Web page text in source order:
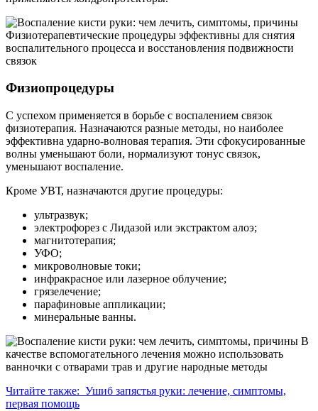
Физиотерапевтические процедуры эффективны для снятия
воспалительного процесса и восстановления подвижности
связок
Физиопроцедуры
С успехом применяется в борьбе с воспалением связок
физиотерапия. Назначаются разные методы, но наиболее
эффективна ударно-волновая терапия. Эти сфокусированные
волны уменьшают боли, нормализуют тонус связок,
уменьшают воспаление.
Кроме УВТ, назначаются другие процедуры:
ультразвук;
электрофорез с Лидазой или экстрактом алоэ;
магнитотерапия;
УФО;
микроволновые токи;
инфракрасное или лазерное облучение;
грязелечение;
парафиновые аппликации;
минеральные ванны.
В
качестве вспомогательного лечения можно использовать
ванночки с отварами трав и другие народные методы
Читайте также: Ушиб запястья руки: лечение, симптомы,
первая помощь